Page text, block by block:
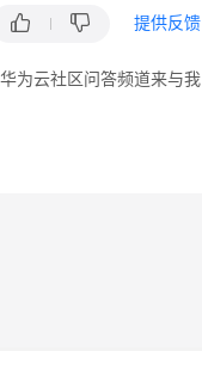
提供反馈
为云社区问答频道来与我